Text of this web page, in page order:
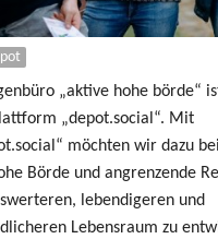
„aktive hohe börde“
„depot.social“. Mit
möchten wir dazu
Börde und angrenzende
lebendigeren und
Lebensraum zu